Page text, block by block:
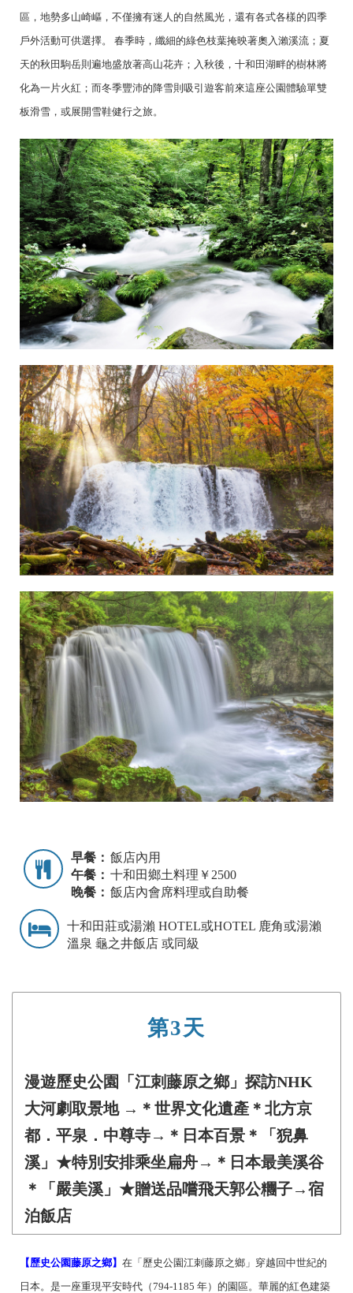
區，地勢多山崎嶇，不僅擁有迷人的自然風光，還有各式各樣的四季
戶外活動可供選擇。 春季時，纖細的綠色枝葉掩映著奧入瀨溪流；夏
天的秋田駒岳則遍地盛放著高山花卉；入秋後，十和田湖畔的樹林將
化為一片火紅；而冬季豐沛的降雪則吸引遊客前來這座公園體驗單雙
板滑雪，或展開雪鞋健行之旅。
早餐： 飯店內用
午餐： 十和田鄉土料理￥2500
晚餐： 飯店內會席料理或自助餐
十和田莊或湯瀨 HOTEL或HOTEL 鹿角或湯瀨
溫泉 龜之井飯店 或同級
第3天
漫遊歷史公園「江刺藤原之鄉」探訪NHK
大河劇取景地 →＊世界文化遺產＊北方京
都．平泉．中尊寺→＊日本百景＊「猊鼻
溪」★特別安排乘坐扁舟→＊日本最美溪谷
＊「嚴美溪」★贈送品嚐飛天郭公糰子→宿
泊飯店
【歷史公園藤原之鄉】 在「歷史公園江刺藤原之鄉」穿越回中世紀的
日本。是一座重現平安時代（794-1185 年）的園區。華麗的紅色建築